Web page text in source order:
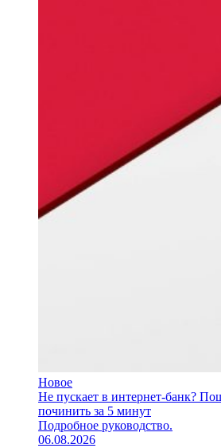
Новое
Не пускает в интернет-банк?
починить за 5 минут
Подробное руководство.
06.08.2026